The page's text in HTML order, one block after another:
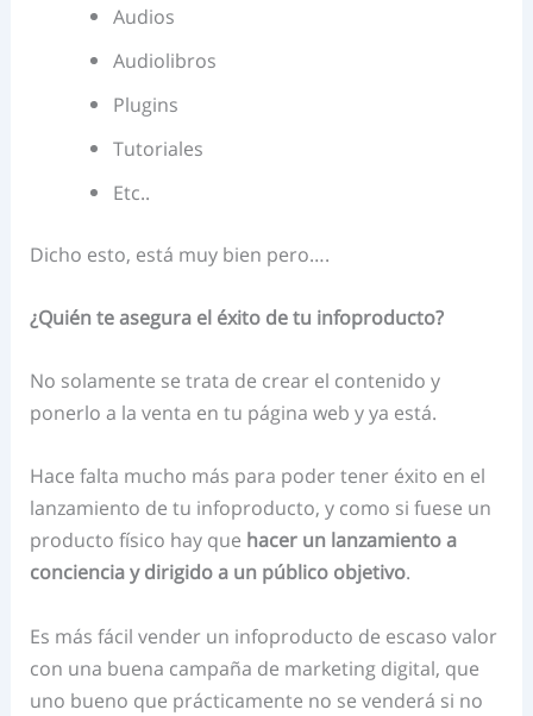
Audios
Audiolibros
Plugins
Tutoriales
Etc..
Dicho esto, está muy bien pero….
¿Quién te asegura el éxito de tu infoproducto?
No solamente se trata de crear el contenido y
ponerlo a la venta en tu página web y ya está.
Hace falta mucho más para poder tener éxito en el
lanzamiento de tu infoproducto, y como si fuese un
producto físico hay que hacer un lanzamiento a
conciencia y dirigido a un público objetivo.
Es más fácil vender un infoproducto de escaso valor
con una buena campaña de marketing digital, que
uno bueno que prácticamente no se venderá si no